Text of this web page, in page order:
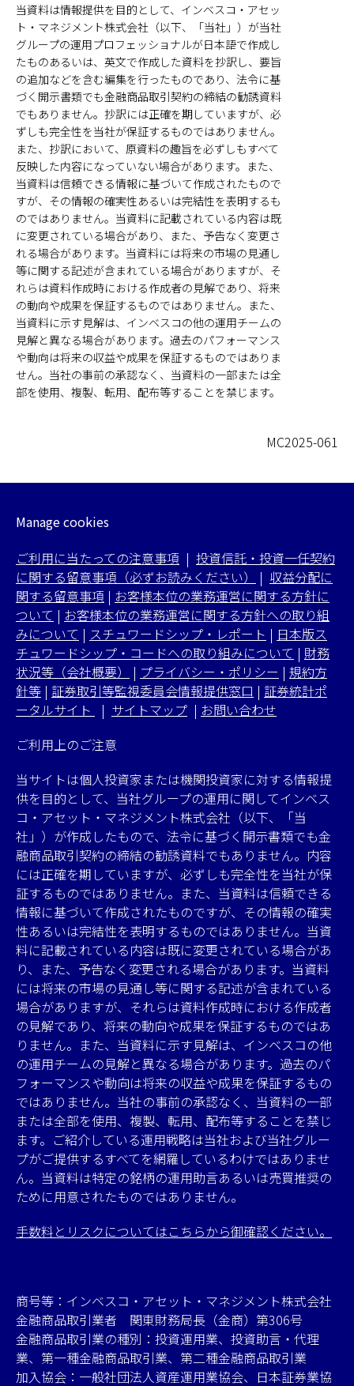
当資料は情報提供を目的として、インベスコ・アセッ
ト・マネジメント株式会社（以下、「当社」）が当社
グループの運用プロフェッショナルが日本語で作成し
たものあるいは、英文で作成した資料を抄訳し、要旨
の追加などを含む編集を行ったものであり、法令に基
づく開示書類でも金融商品取引契約の締結の勧誘資料
でもありません。抄訳には正確を期していますが、必
ずしも完全性を当社が保証するものではありません。
また、抄訳において、原資料の趣旨を必ずしもすべて
反映した内容になっていない場合があります。また、
当資料は信頼できる情報に基づいて作成されたもので
すが、その情報の確実性あるいは完結性を表明するも
のではありません。当資料に記載されている内容は既
に変更されている場合があり、また、予告なく変更さ
れる場合があります。当資料には将来の市場の見通し
等に関する記述が含まれている場合がありますが、そ
れらは資料作成時における作成者の見解であり、将来
の動向や成果を保証するものではありません。また、
当資料に示す見解は、インベスコの他の運用チームの
見解と異なる場合があります。過去のパフォーマンス
や動向は将来の収益や成果を保証するものではありま
せん。当社の事前の承認なく、当資料の一部または全
部を使用、複製、転用、配布等することを禁じます。
MC2025-061
Manage cookies
ご利用に当たっての注意事項 | 投資信託・投資一任契約
に関する留意事項（必ずお読みください）
| 収益分配に
関する留意事項 | お客様本位の業務運営に関する方針に
ついて | お客様本位の業務運営に関する方針への取り組
みについて | スチュワードシップ・レポート | 日本版ス
チュワードシップ・コードへの取り組みについて | 財務
状況等（会社概要）
| プライバシー・ポリシー | 規約方
針等 | 証券取引等監視委員会情報提供窓口 | 証券統計ポ
ータルサイト
| サイトマップ | お問い合わせ
ご利用上のご注意
当サイトは個人投資家または機関投資家に対する情報提
供を目的として、当社グループの運用に関してインベス
コ・アセット・マネジメント株式会社（以下、「当
社」）が作成したもので、法令に基づく開示書類でも金
融商品取引契約の締結の勧誘資料でもありません。内容
には正確を期していますが、必ずしも完全性を当社が保
証するものではありません。また、当資料は信頼できる
情報に基づいて作成されたものですが、その情報の確実
性あるいは完結性を表明するものではありません。当資
料に記載されている内容は既に変更されている場合があ
り、また、予告なく変更される場合があります。当資料
には将来の市場の見通し等に関する記述が含まれている
場合がありますが、それらは資料作成時における作成者
の見解であり、将来の動向や成果を保証するものではあ
りません。また、当資料に示す見解は、インベスコの他
の運用チームの見解と異なる場合があります。過去のパ
フォーマンスや動向は将来の収益や成果を保証するもの
ではありません。当社の事前の承認なく、当資料の一部
または全部を使用、複製、転用、配布等することを禁じ
ます。ご紹介している運用戦略は当社および当社グルー
プがご提供するすべてを網羅しているわけではありませ
ん。当資料は特定の銘柄の運用助言あるいは売買推奨の
ために用意されたものではありません。
手数料とリスクについてはこちらから御確認ください。
商号等：インベスコ・アセット・マネジメント株式会社
金融商品取引業者 関東財務局長（金商）第306号
金融商品取引業の種別：投資運用業、投資助言・代理
業、第一種金融商品取引業、第二種金融商品取引業
加入協会：一般社団法人資産運用業協会、日本証券業協